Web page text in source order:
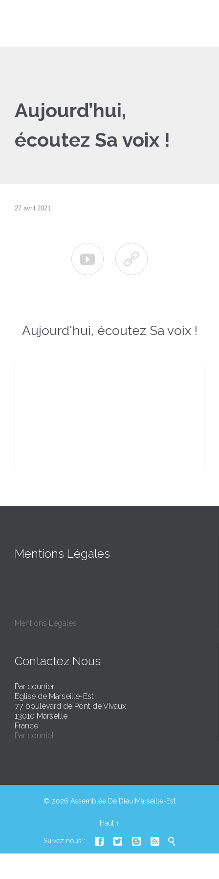
Aujourd’hui,
écoutez Sa voix !
27 avril 2021
 
Aujourd'hui, écoutez Sa voix !
Mentions Légales
Mentions Légales
Contactez Nous
Par courrier :
Eglise de Marseille-Est
77 boulevard de Pont de Vivaux
13010 Marseille
France
Par courriel.
© 2026 Assemblée De Dieu Marseille-Est
Haut ↑
Suivez nous :     